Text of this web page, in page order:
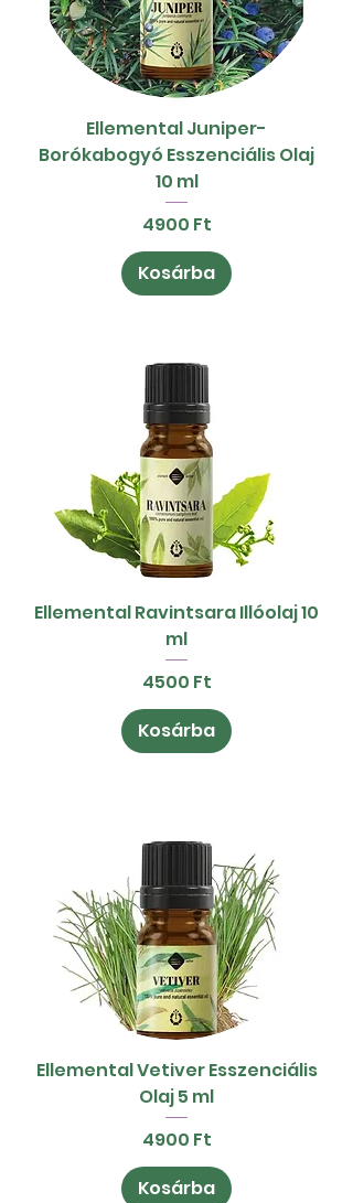
Ellemental Juniper-
Borókabogyó Esszenciális Olaj
10 ml
Ár
4900 Ft
Kosárba
Ellemental Ravintsara Illóolaj 10
ml
Ár
4500 Ft
Kosárba
Ellemental Vetiver Esszenciális
Olaj 5 ml
Ár
4900 Ft
Kosárba